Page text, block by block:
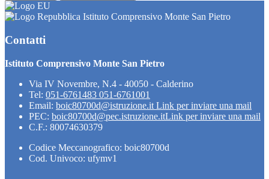
Istituto Comprensivo Monte San Pietro
Contatti
Istituto Comprensivo Monte San Pietro
Via IV Novembre, N.4 - 40050 - Calderino
Tel: 051-6761483 051-6761001
Email: boic80700d@istruzione.it Link per inviare una mail
PEC: boic80700d@pec.istruzione.itLink per inviare una mail
C.F.: 80074630379
Codice Meccanografico: boic80700d
Cod. Univoco: ufymv1